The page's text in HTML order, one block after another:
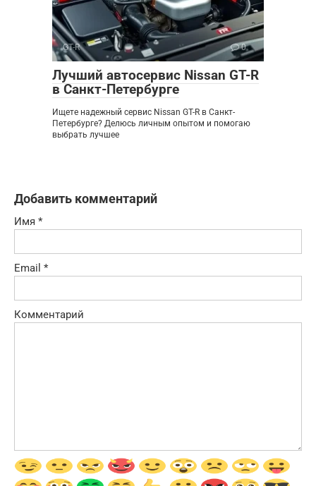
GT-R 0
Лучший автосервис Nissan GT-R
в Санкт-Петербурге
Ищете надежный сервис Nissan GT-R в Санкт-
Петербурге? Делюсь личным опытом и помогаю
выбрать лучшее
Добавить комментарий
Имя *
Email *
Комментарий